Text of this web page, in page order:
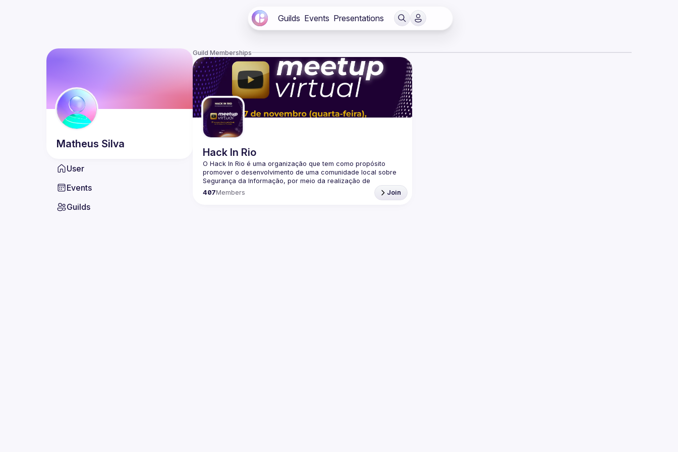
Guilds Events Presentations
Matheus Silva
User
Events
Guilds
Guild Memberships
Hack In Rio
O Hack In Rio é uma organização que tem como propósito
promover o desenvolvimento de uma comunidade local sobre
Segurança da Informação, por meio da realização de
407Members Join